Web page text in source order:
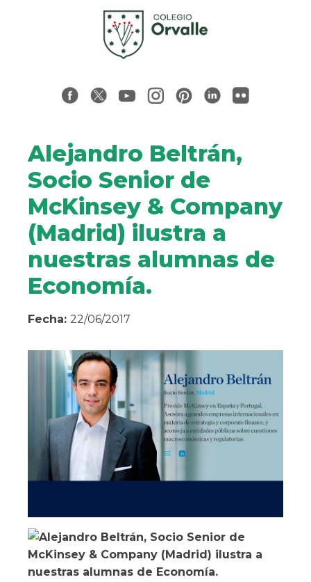
Alejandro Beltrán,
Socio Senior de
McKinsey & Company
(Madrid) ilustra a
nuestras alumnas de
Economía.
Fecha: 22/06/2017